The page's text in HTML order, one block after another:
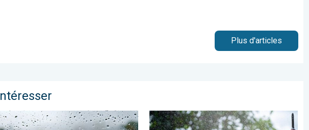
Plus d'articles
dimanche. . . samedi 9 mai 2026
journée encore bien frisquette. Météo de votre dimanche. . . samedi 16 mai 2026
Des conditions encore bien humides. Météo